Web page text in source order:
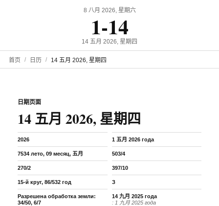
8 八月 2026, 星期六
1-14
14 五月 2026, 星期四
首页 日历 14 五月 2026, 星期四
日期页面
14 五月 2026, 星期四
2026 1 五月 2026 года
7534 лето, 09 месяц, 五月 503/4
270/2 397/10
15-й круг, 86/532 год З
Разрешена обработка земли:
34/50, 6/7
14 九月 2025 года
: 1 九月 2025 года